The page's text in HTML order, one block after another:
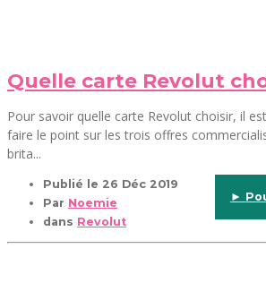
Quelle carte Revolut
Pour savoir quelle carte Revolut choisir, il
faire le point sur les trois offres
brita...
Publié le 26 Déc 2019
Par Noemie
dans Revolut
►